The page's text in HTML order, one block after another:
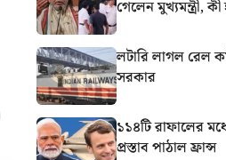
গেলেন মুখ্যমন্ত্রী,
লটারি লাগল রেল
সরকার
১১৪টি রাফালের
প্রস্তাব পাঠাল ফ্রান্স